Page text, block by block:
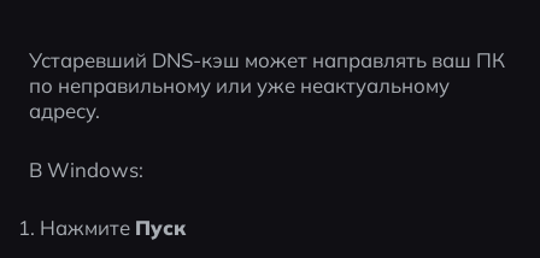
Устаревший DNS-кэш может направлять ваш ПК
по неправильному или уже неактуальному
адресу.
В Windows:
Нажмите Пуск